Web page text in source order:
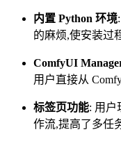
内置 Python 环境
的麻烦,使安装过
ComfyUI
用户直接从
标签页功能: 用户
作流,提高了多任